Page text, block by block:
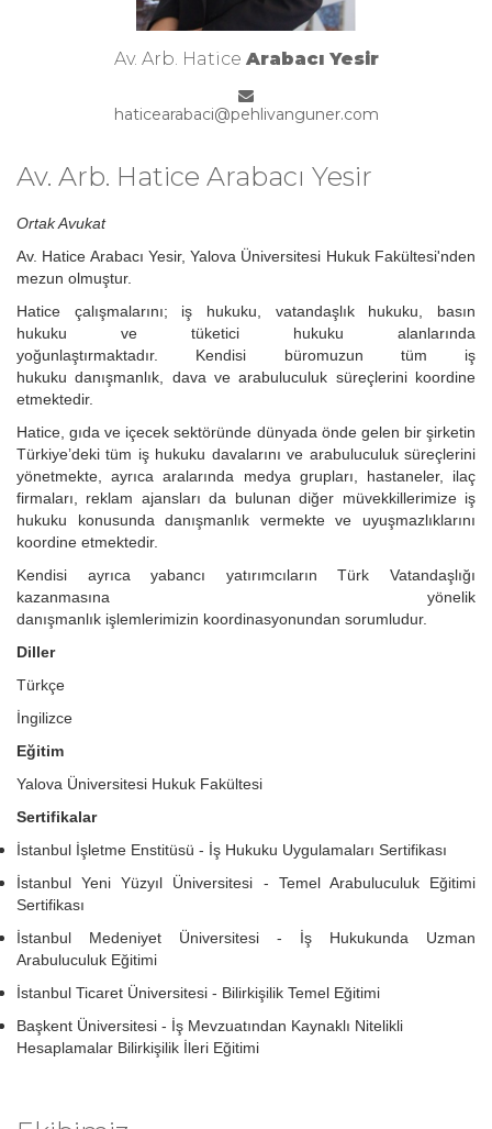
Av. Arb. Hatice Arabacı Yesir
haticearabaci@pehlivanguner.com
Av. Arb. Hatice Arabacı Yesir
Ortak Avukat
Av. Hatice Arabacı Yesir, Yalova Üniversitesi Hukuk Fakültesi'nden
mezun olmuştur.
Hatice çalışmalarını; iş hukuku, vatandaşlık hukuku, basın
hukuku ve tüketici hukuku alanlarında
yoğunlaştırmaktadır. Kendisi büromuzun tüm iş
hukuku danışmanlık, dava ve arabuluculuk süreçlerini koordine
etmektedir.
Hatice, gıda ve içecek sektöründe dünyada önde gelen bir şirketin
Türkiye’deki tüm iş hukuku davalarını ve arabuluculuk süreçlerini
yönetmekte, ayrıca aralarında medya grupları, hastaneler, ilaç
firmaları, reklam ajansları da bulunan diğer müvekkillerimize iş
hukuku konusunda danışmanlık vermekte ve uyuşmazlıklarını
koordine etmektedir.
Kendisi ayrıca yabancı yatırımcıların Türk Vatandaşlığı
kazanmasına yönelik
danışmanlık işlemlerimizin koordinasyonundan sorumludur.
Diller
Türkçe
İngilizce
Eğitim
Yalova Üniversitesi Hukuk Fakültesi
Sertifikalar
İstanbul İşletme Enstitüsü - İş Hukuku Uygulamaları Sertifikası
İstanbul Yeni Yüzyıl Üniversitesi - Temel Arabuluculuk Eğitimi
Sertifikası
İstanbul Medeniyet Üniversitesi - İş Hukukunda Uzman
Arabuluculuk Eğitimi
İstanbul Ticaret Üniversitesi - Bilirkişilik Temel Eğitimi
Başkent Üniversitesi - İş Mevzuatından Kaynaklı Nitelikli
Hesaplamalar Bilirkişilik İleri Eğitimi